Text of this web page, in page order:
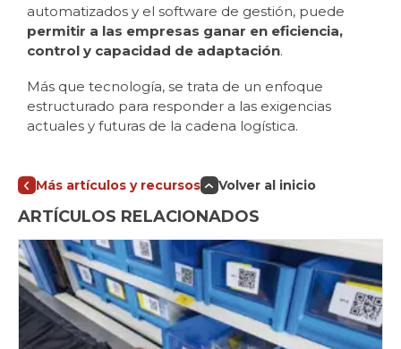
automatizados y el software de gestión, puede
permitir a las empresas ganar en eficiencia,
control y capacidad de adaptación.
Más que tecnología, se trata de un enfoque
estructurado para responder a las exigencias
actuales y futuras de la cadena logística.
Más artículos y recursos Volver al inicio
ARTÍCULOS RELACIONADOS